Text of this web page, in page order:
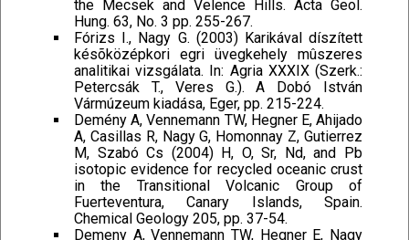
the Mecsek and Velence Hills. Acta Geol.
Hung. 63, No. 3 pp. 255-267.
Fórizs I., Nagy G. (2003) Karikával díszített
késõközépkori egri üvegkehely mûszeres
analitikai vizsgálata. In: Agria XXXIX (Szerk.:
Petercsák T., Veres G.). A Dobó István
Vármúzeum kiadása, Eger, pp. 215-224.
Demény A, Vennemann TW, Hegner E, Ahijado
A, Casillas R, Nagy G, Homonnay Z, Gutierrez
M, Szabó Cs (2004) H, O, Sr, Nd, and Pb
isotopic evidence for recycled oceanic crust
in the Transitional Volcanic Group of
Fuerteventura, Canary Islands, Spain.
Chemical Geology 205, pp. 37-54.
Demeny A, Vennemann TW, Hegner E, Nagy